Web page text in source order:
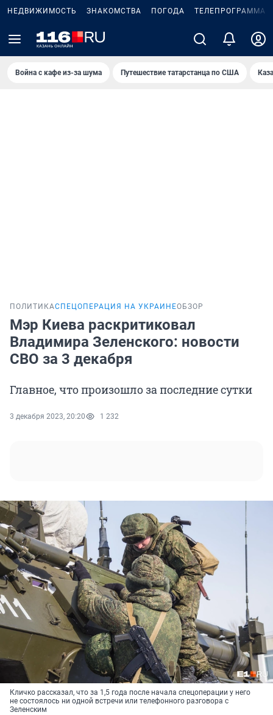
НЕДВИЖИМОСТЬ ЗНАКОМСТВА ПОГОДА ТЕЛЕПРОГРАММА
Война с кафе из-за шума Путешествие татарстанца по США
ПОЛИТИКАСПЕЦОПЕРАЦИЯ НА УКРАИНЕОБЗОР
Мэр Киева раскритиковал
Владимира Зеленского: новости
СВО за 3 декабря
Главное, что произошло за последние сутки
3 декабря 2023, 20:20 1 232
Кличко рассказал, что за 1,5 года после начала спецоперации у него
не состоялось ни одной встречи или телефонного разговора с
Зеленским